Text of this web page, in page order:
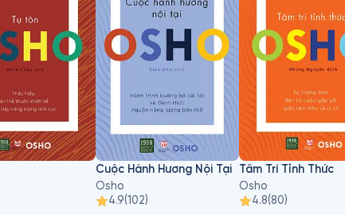
Cuộc Hành Hương Nội Tại
Osho
4.9(102)
Tâm Trí Tỉnh Thức
Osho
4.8(80)